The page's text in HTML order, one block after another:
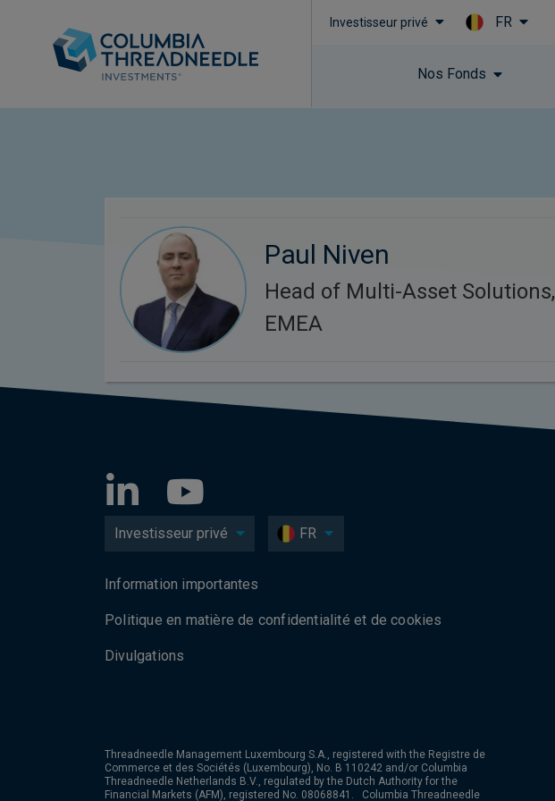
Investisseur privé FR
Nos Fonds​
Paul Niven
Head of Multi-Asset Solutions,
EMEA
Investisseur privé FR
Information importantes
Politique en matière de confidentialité et de cookies
Divulgations
Threadneedle Management Luxembourg S.A., registered with the Registre de
Commerce et des Sociétés (Luxembourg), No. B 110242 and/or Columbia
Threadneedle Netherlands B.V., regulated by the Dutch Authority for the
Financial Markets (AFM), registered No. 08068841. Columbia Threadneedle